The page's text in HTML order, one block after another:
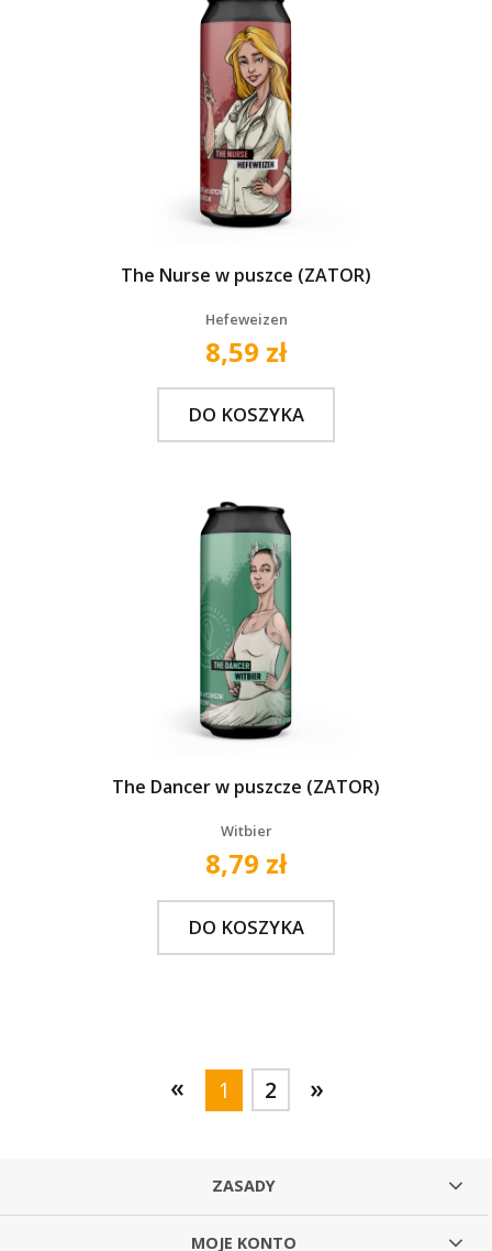
The Nurse w puszce (ZATOR)
Hefeweizen
8,59 zł
DO KOSZYKA
The Dancer w puszcze (ZATOR)
Witbier
8,79 zł
DO KOSZYKA
« 1 2 »
ZASADY
MOJE KONTO